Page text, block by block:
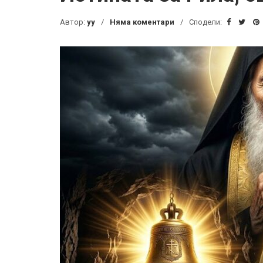
Автор: yy Няма коментари Сподели: